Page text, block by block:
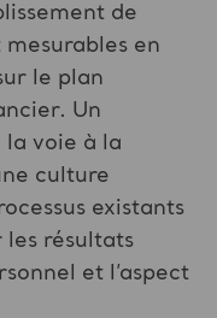
de
en
le plan
Un
voie à la
culture
existants
les résultats
et l’aspect